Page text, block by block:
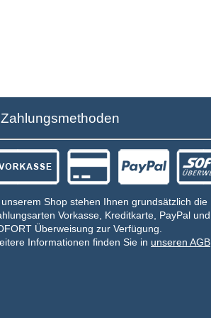
Zahlungsmethoden
unserem Shop stehen Ihnen grundsätzlich die
Vorkasse, Kreditkarte, PayPal und
Überweisung zur Verfügung.
Informationen finden Sie in unseren AGB